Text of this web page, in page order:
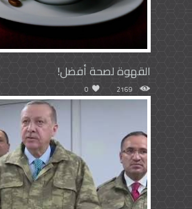
القهوة لصحة أفضل!
2169
0